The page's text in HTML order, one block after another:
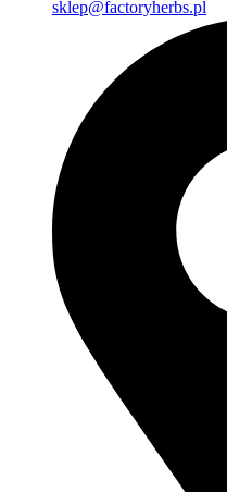
sklep@factoryherbs.pl